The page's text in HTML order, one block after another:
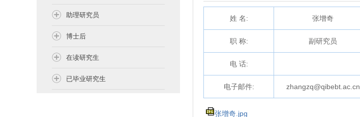
助理研究员
博士后
在读研究生
已毕业研究生
姓 名: 张增奇
职 称: 副研究员
电 话:
电子邮件: zhangzq@qibebt.ac.cn
张增奇.jpg